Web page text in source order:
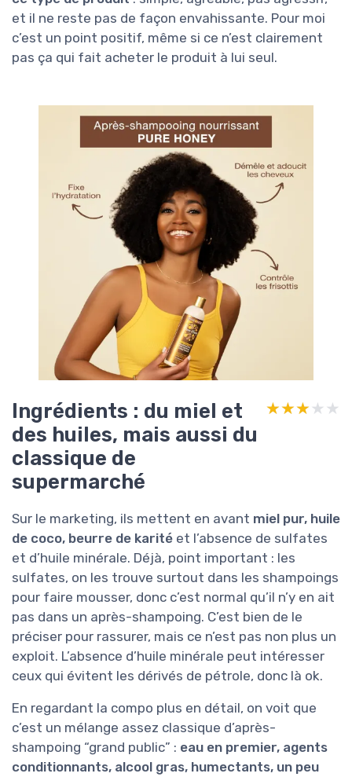
et il ne reste pas de façon envahissante. Pour moi
c’est un point positif, même si ce n’est clairement
pas ça qui fait acheter le produit à lui seul.
Ingrédients : du miel et
des huiles, mais aussi du
classique de
supermarché
★★★★★
★★★★★
Sur le marketing, ils mettent en avant miel pur, huile
de coco, beurre de karité et l’absence de sulfates
et d’huile minérale. Déjà, point important : les
sulfates, on les trouve surtout dans les shampoings
pour faire mousser, donc c’est normal qu’il n’y en ait
pas dans un après-shampoing. C’est bien de le
préciser pour rassurer, mais ce n’est pas non plus un
exploit. L’absence d’huile minérale peut intéresser
ceux qui évitent les dérivés de pétrole, donc là ok.
En regardant la compo plus en détail, on voit que
c’est un mélange assez classique d’après-
shampoing “grand public” : eau en premier, agents
conditionnants, alcool gras, humectants, un peu